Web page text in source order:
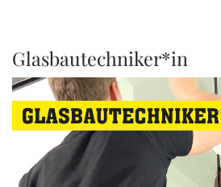
Glasbautechniker*in